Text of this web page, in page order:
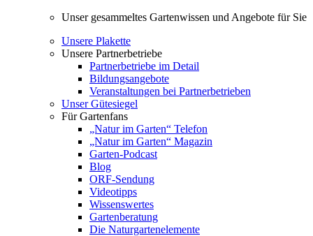
Unser gesammeltes Gartenwissen und Angebote für Sie
Unsere Plakette
Unsere Partnerbetriebe
Partnerbetriebe im Detail
Bildungsangebote
Veranstaltungen bei Partnerbetrieben
Unser Gütesiegel
Für Gartenfans
„Natur im Garten“ Telefon
„Natur im Garten“ Magazin
Garten-Podcast
Blog
ORF-Sendung
Videotipps
Wissenswertes
Gartenberatung
Die Naturgartenelemente